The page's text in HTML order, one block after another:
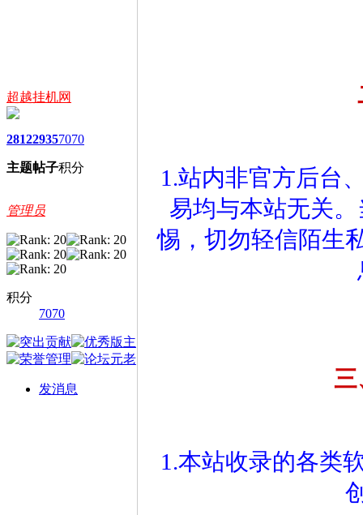
超越挂机网
2812
主题
2935
帖子
7070
积分
管理员
积分
7070
发消息
1.站内非官方后台
易均与本站无关
惕，切勿轻信陌生
三
1.本站收录的各类